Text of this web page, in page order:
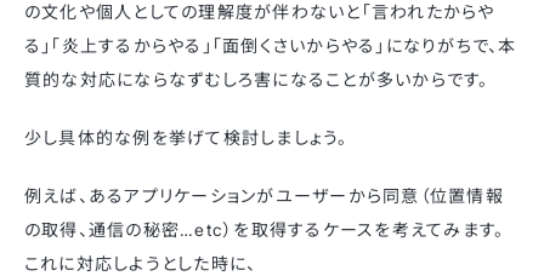
の文化や個人としての理解度が伴わないと「言われたからや
る」「炎上するからやる」「面倒くさいからやる」になりがちで、本
質的な対応にならなずむしろ害になることが多いからです。
少し具体的な例を挙げて検討しましょう。
例えば、あるアプリケーションがユーザーから同意（位置情報
の取得、通信の秘密…etc）を取得するケースを考えてみます。
これに対応しようとした時に、